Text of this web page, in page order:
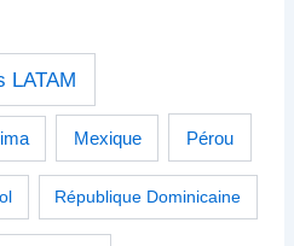
LATAM
Mexique Pérou
République Dominicaine